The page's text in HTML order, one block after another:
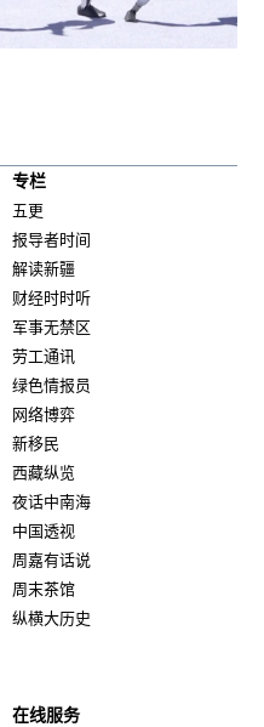
专栏
五更
报导者时间
解读新疆
财经时时听
军事无禁区
劳工通讯
绿色情报员
网络博弈
新移民
西藏纵览
夜话中南海
中国透视
周嘉有话说
周末茶馆
纵横大历史
在线服务